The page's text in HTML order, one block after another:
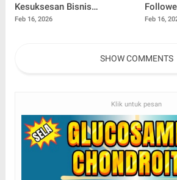
Kesuksesan Bisnis
Makanan: Cara
Feb 16, 2026
Cepat
Feb 16,
SHOW COMMENTS
Klik untuk pesan